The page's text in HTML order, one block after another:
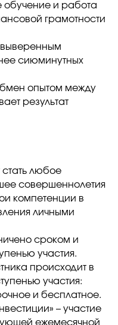
обучение и работа
грамотности
сиюминутных
опытом между
результат
любое
совершеннолетия
компетенции в
личными
сроком и
участия.
происходит в
участия:
и бесплатное.
– участие
ежемесячной